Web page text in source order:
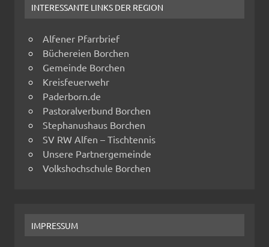
INTERESSANTE LINKS DER REGION
Alfener Pfarrbrief
Büchereien Borchen
Gemeinde Borchen
Kreisfeuerwehr
Paderborn.de
Pastoralverbund Borchen
Stephanushaus Borchen
SV RW Alfen – Tischtennis
Unsere Partnergemeinde
Volkshochschule Borchen
IMPRESSUM